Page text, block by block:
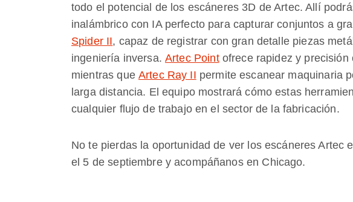
todo el potencial de los escáneres 3D de Artec. Allí
inalámbrico con IA perfecto para capturar conjuntos a
Spider II, capaz de registrar con gran detalle piezas
ingeniería inversa. Artec Pointofrece rapidez y precisión
mientras que Artec Ray II permite escanear maquinaria
larga distancia. El equipo mostrará cómo estas
cualquier flujo de trabajo en el sector de la fabricación.
No te pierdas la oportunidad de ver los escáneres Artec
el 5 de septiembre y acompáñanos en Chicago.